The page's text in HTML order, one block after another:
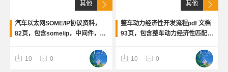
其他
汽车以太网SOME/IP协议资料，
82页，包含some/ip，中间件，服
过程，some/ip序列化等等
10 0
其他
整车动力经济性开发流程pdf 文档
93页，包含整车动力经济性匹配基
验及仿真工具，整车降油耗方案制
定与分析，新能源汽车动力经济性
10 0